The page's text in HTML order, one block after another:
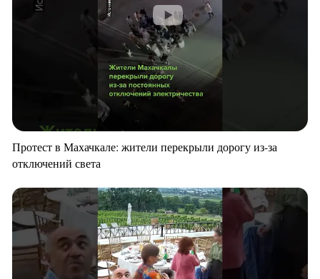
Протест в Махачкале: жители перекрыли дорогу из-за
отключений света